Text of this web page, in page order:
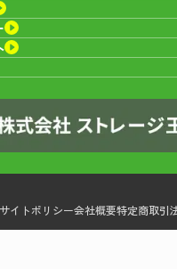
サイトポリシー会社概要特定商取引